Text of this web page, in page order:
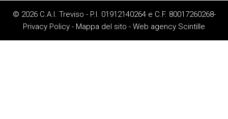
© 2026 C.A.I. Treviso - P.I. 01912140264 e C.F. 80017260268-
Privacy Policy - Mappa del sito - Web agency Scintille